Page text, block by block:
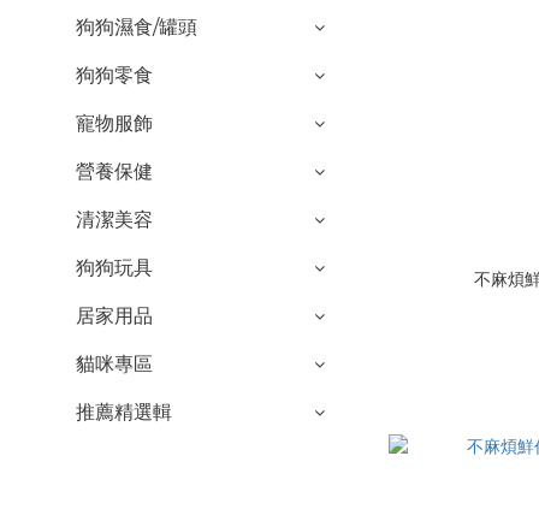
狗狗濕食/罐頭
狗狗零食
寵物服飾
營養保健
清潔美容
狗狗玩具
居家用品
貓咪專區
推薦精選輯
不麻煩